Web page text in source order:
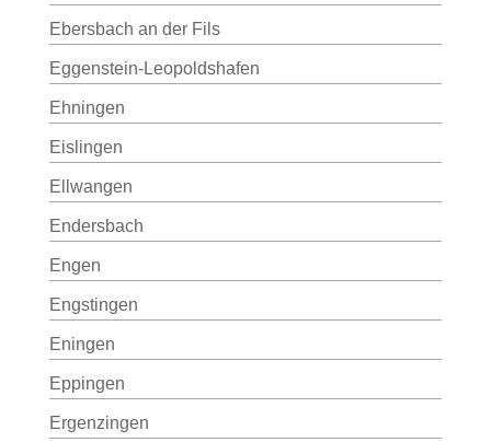
Ebersbach an der Fils
Eggenstein-Leopoldshafen
Ehningen
Eislingen
Ellwangen
Endersbach
Engen
Engstingen
Eningen
Eppingen
Ergenzingen